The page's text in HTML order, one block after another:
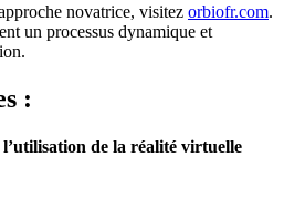
novatrice, visitez orbiofr.com.
un processus dynamique et
:
l’utilisation de la réalité virtuelle